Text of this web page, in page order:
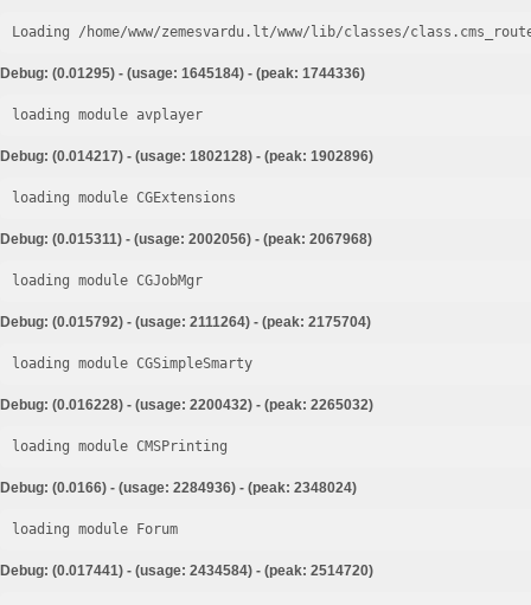
Loading /home/www/zemesvardu.lt/www/lib/classes/
Debug: (0.01295) - (usage: 1645184) - (peak: 1744336)
loading module avplayer
Debug: (0.014217) - (usage: 1802128) - (peak: 1902896)
loading module CGExtensions
Debug: (0.015311) - (usage: 2002056) - (peak: 2067968)
loading module CGJobMgr
Debug: (0.015792) - (usage: 2111264) - (peak: 2175704)
loading module CGSimpleSmarty
Debug: (0.016228) - (usage: 2200432) - (peak: 2265032)
loading module CMSPrinting
Debug: (0.0166) - (usage: 2284936) - (peak: 2348024)
loading module Forum
Debug: (0.017441) - (usage: 2434584) - (peak: 2514720)